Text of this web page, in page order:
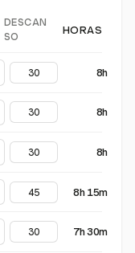
DESCAN
SO
HORAS
8h
8h
8h
8h 15m
7h 30m